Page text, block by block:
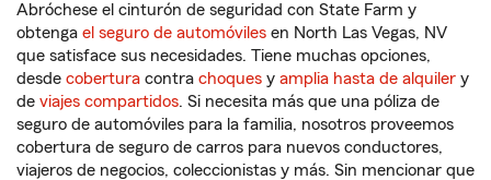
Abróchese el cinturón de seguridad con State Farm y
obtenga el seguro de automóviles en North Las Vegas, NV
que satisface sus necesidades. Tiene muchas opciones,
desde cobertura contra choques y amplia hasta de alquiler y
de viajes compartidos. Si necesita más que una póliza de
seguro de automóviles para la familia, nosotros proveemos
cobertura de seguro de carros para nuevos conductores,
viajeros de negocios, coleccionistas y más. Sin mencionar que